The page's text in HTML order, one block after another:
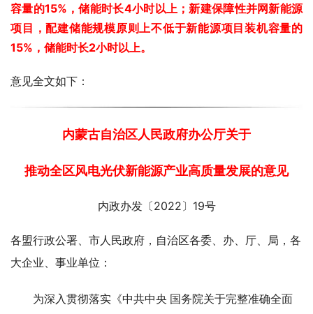
容量的15%，储能时长4小时以上；新建保障性并网新能源
项目，配建储能规模原则上不低于新能源项目装机容量的
15%，储能时长2小时以上。
意见全文如下：
内蒙古自治区人民政府办公厅关于
推动全区风电光伏新能源产业高质量发展的意见
内政办发〔2022〕19号
各盟行政公署、市人民政府，自治区各委、办、厅、局，各
大企业、事业单位：
为深入贯彻落实《中共中央 国务院关于完整准确全面